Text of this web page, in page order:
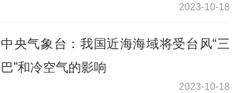
2023-10-18
中央气象台：我国近海海域将受台风“三
巴”和冷空气的影响
2023-10-18